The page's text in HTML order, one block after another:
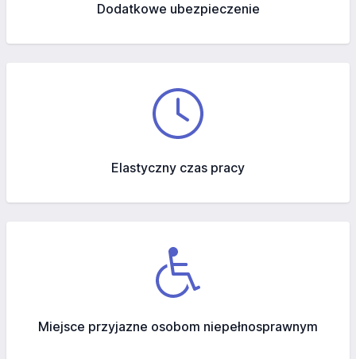
Dodatkowe ubezpieczenie
Elastyczny czas pracy
Miejsce przyjazne osobom niepełnosprawnym